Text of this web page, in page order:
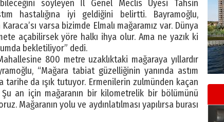
söyleyen İl Genel Meclis Üyesi Tahsin
hastalığına iyi geldiğini belirtti. Bayramoğlu,
varsa bizimde Elmalı mağaramız var. Dünya
açabilirsek yöre halkı ihya olur. Ama ne yazık ki
bekletiliyor” dedi.
800 metre uzaklıktaki mağaraya yıllardır
“Mağara tabiat güzelliğinin yanında astım
tarihe da ışık tutuyor. Ermenilerin zulmünden kaçan
an için mağaranın bir kilometrelik bir bölümünü
Mağaranın yolu ve aydınlatılması yapılırsa burası